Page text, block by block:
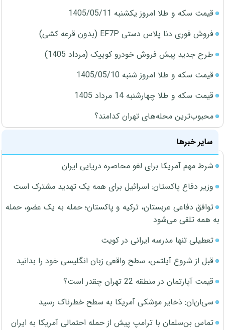
قیمت سکه و طلا امروز یکشنبه 1405/05/11
فروش فوری دنا پلاس دستی EF7P (بدون قرعه کشی)
طرح جدید پیش فروش خودرو کوییک (مرداد 1405)
قیمت سکه و طلا امروز شنبه 1405/05/10
قیمت سکه و طلا چهارشنبه 14 مرداد 1405
محبوب‌ترین محله‌های تهران کدامند؟
سایر خبرها
شرط مهم آمریکا برای لغو محاصره دریایی ایران
وزیر دفاع پاکستان: اسرائیل برای همه یک تهدید مشترک است
توافق دفاعی عربستان، ترکیه و پاکستان؛ حمله به یک عضو، حمله
به همه تلقی می‌شود
تعطیلی تنها مدرسه ایرانی در کویت
قبل از شروع آیلتس، سطح واقعی زبان انگلیسی خود را بدانید
قیمت آپارتمان در منطقه 22 تهران چقدر است؟
سی‌ان‌ان: ذخایر موشکی آمریکا به سطح خطرناک رسید
تماس بن‌سلمان با ترامپ پیش از حمله احتمالی آمریکا به ایران